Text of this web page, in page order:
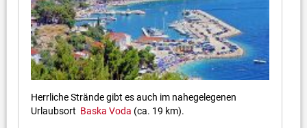
Herrliche Strände gibt es auch im nahegelegenen
Urlaubsort Baska Voda (ca. 19 km).